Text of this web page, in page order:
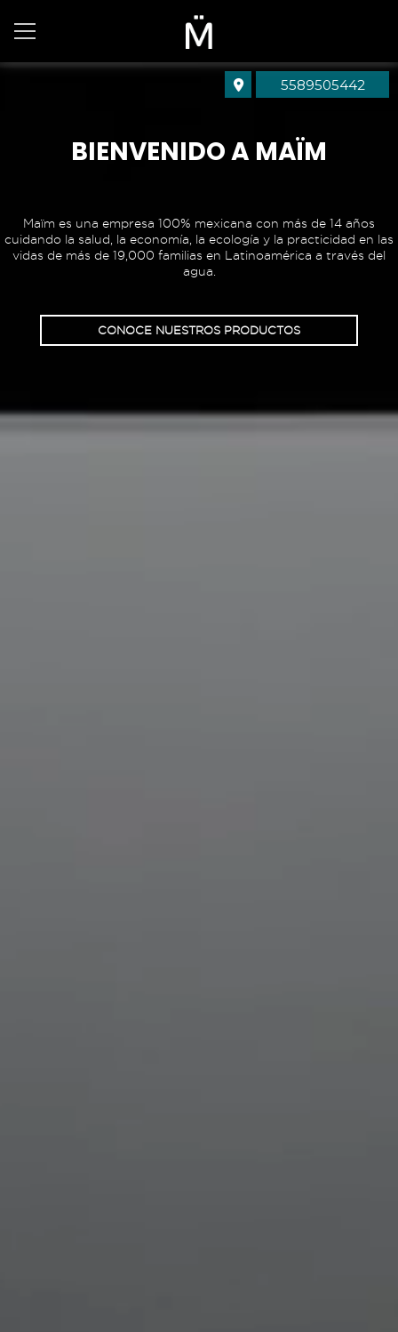
BIENVENIDO A MAÏM
Maïm es una empresa 100% mexicana con más de 14 años
cuidando la salud, la economía, la ecología y la practicidad en las
vidas de más de 19,000 familias en Latinoamérica a través del
agua.
CONOCE NUESTROS PRODUCTOS
5589505442